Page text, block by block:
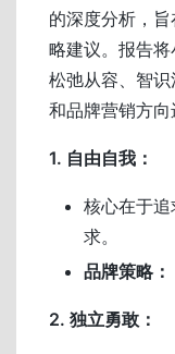
的深度分析，
略建议。报告
松弛从容、智
和品牌营销方向
1. 自由自我：
核心在于
求。
品牌策略：
2. 独立勇敢：